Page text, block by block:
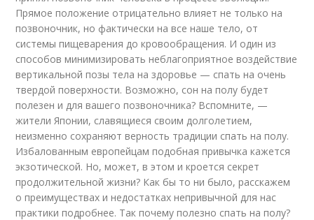
Прямое положение отрицательно влияет не только на
позвоночник, но фактически на все наше тело, от
системы пищеварения до кровообращения. И один из
способов минимизировать неблагоприятное воздействие
вертикальной позы тела на здоровье — спать на очень
твердой поверхности. Возможно, сон на полу будет
полезен и для вашего позвоночника? Вспомните, —
жители Японии, славящиеся своим долголетием,
неизменно сохраняют верность традиции спать на полу.
Избалованным европейцам подобная привычка кажется
экзотической. Но, может, в этом и кроется секрет
продолжительной жизни? Как бы то ни было, расскажем
о преимуществах и недостатках непривычной для нас
практики подробнее. Так почему полезно спать на полу?